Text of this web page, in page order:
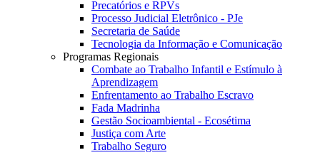
Precatórios e RPVs
Processo Judicial Eletrônico - PJe
Secretaria de Saúde
Tecnologia da Informação e Comunicação
Programas Regionais
Combate ao Trabalho Infantil e Estímulo à
Aprendizagem
Enfrentamento ao Trabalho Escravo
Fada Madrinha
Gestão Socioambiental - Ecosétima
Justiça com Arte
Trabalho Seguro